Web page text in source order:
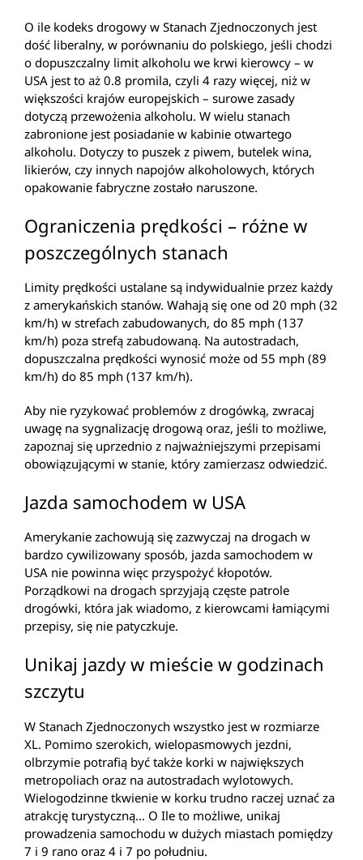
O ile kodeks drogowy w Stanach Zjednoczonych jest
dość liberalny, w porównaniu do polskiego, jeśli chodzi
o dopuszczalny limit alkoholu we krwi kierowcy – w
USA jest to aż 0.8 promila, czyli 4 razy więcej, niż w
większości krajów europejskich – surowe zasady
dotyczą przewożenia alkoholu. W wielu stanach
zabronione jest posiadanie w kabinie otwartego
alkoholu. Dotyczy to puszek z piwem, butelek wina,
likierów, czy innych napojów alkoholowych, których
opakowanie fabryczne zostało naruszone.
Ograniczenia prędkości – różne w
poszczególnych stanach
Limity prędkości ustalane są indywidualnie przez każdy
z amerykańskich stanów. Wahają się one od 20 mph (32
km/h) w strefach zabudowanych, do 85 mph (137
km/h) poza strefą zabudowaną. Na autostradach,
dopuszczalna prędkości wynosić może od 55 mph (89
km/h) do 85 mph (137 km/h).
Aby nie ryzykować problemów z drogówką, zwracaj
uwagę na sygnalizację drogową oraz, jeśli to możliwe,
zapoznaj się uprzednio z najważniejszymi przepisami
obowiązującymi w stanie, który zamierzasz odwiedzić.
Jazda samochodem w USA
Amerykanie zachowują się zazwyczaj na drogach w
bardzo cywilizowany sposób, jazda samochodem w
USA nie powinna więc przyspożyć kłopotów.
Porządkowi na drogach sprzyjają częste patrole
drogówki, która jak wiadomo, z kierowcami łamiącymi
przepisy, się nie patyczkuje.
Unikaj jazdy w mieście w godzinach
szczytu
W Stanach Zjednoczonych wszystko jest w rozmiarze
XL. Pomimo szerokich, wielopasmowych jezdni,
olbrzymie potrafią być także korki w największych
metropoliach oraz na autostradach wylotowych.
Wielogodzinne tkwienie w korku trudno raczej uznać za
atrakcję turystyczną… O Ile to możliwe, unikaj
prowadzenia samochodu w dużych miastach pomiędzy
7 i 9 rano oraz 4 i 7 po południu.